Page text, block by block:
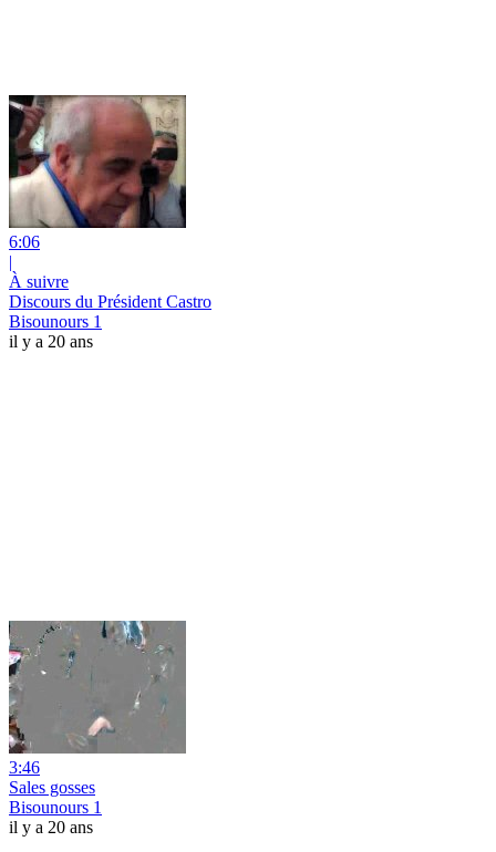
6:06
|
À suivre
Discours du Président Castro
Bisounours 1
il y a 20 ans
3:46
Sales gosses
Bisounours 1
il y a 20 ans